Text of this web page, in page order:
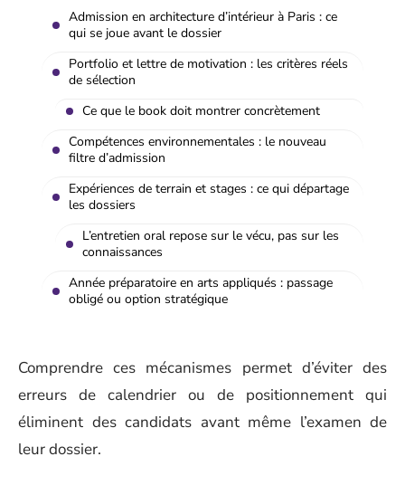
Admission en architecture d’intérieur à Paris : ce
qui se joue avant le dossier
Portfolio et lettre de motivation : les critères réels
de sélection
Ce que le book doit montrer concrètement
Compétences environnementales : le nouveau
filtre d’admission
Expériences de terrain et stages : ce qui départage
les dossiers
L’entretien oral repose sur le vécu, pas sur les
connaissances
Année préparatoire en arts appliqués : passage
obligé ou option stratégique
Comprendre ces mécanismes permet d’éviter des
erreurs de calendrier ou de positionnement qui
éliminent des candidats avant même l’examen de
leur dossier.